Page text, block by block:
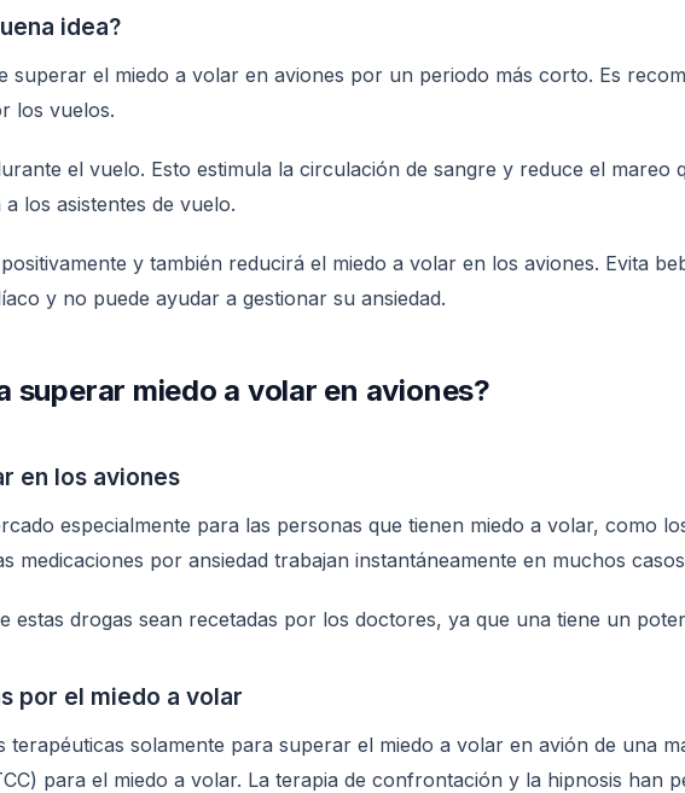
idea?
superar el miedo a volar en aviones por un periodo más corto. Es
los vuelos.
el vuelo. Esto estimula la circulación de sangre y reduce el
los asistentes de vuelo.
y también reducirá el miedo a volar en los aviones. Evita
y no puede ayudar a gestionar su ansiedad.
superar miedo a volar en aviones?
en los aviones
especialmente para las personas que tienen miedo a volar, como
medicaciones por ansiedad trabajan instantáneamente en muchos
estas drogas sean recetadas por los doctores, ya que una tiene un
por el miedo a volar
terapéuticas solamente para superar el miedo a volar en avión de una
para el miedo a volar. La terapia de confrontación y la hipnosis han